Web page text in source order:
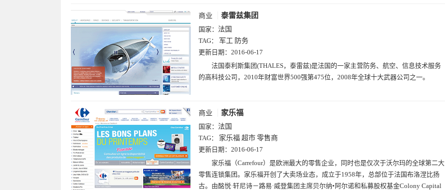
商业 泰雷兹集团
国家： 法国
TAG： 军工 防务
更新日期： 2016-06-17
法国泰利斯集团(THALES，泰雷兹)是法国的一家主营防务、航空、信息技术服务
的高科技公司，2010年财富世界500强第475位，2008年全球十大武器公司之一。
商业 家乐福
国家： 法国
TAG： 家乐福 超市 零售商
更新日期： 2016-06-17
家乐福（Carrefour）是欧洲最大的零售企业，同时也是仅次于沃尔玛的全球第二大
零售连锁集团。家乐福开创了大卖场业态，成立于1958年，总部位于法国布洛涅比扬
古。由酩悦·轩尼诗－路易·威登集团主席贝尔纳•阿尔诺和私募股权基金Colony Capital